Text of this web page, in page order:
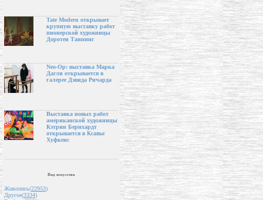
Tate Modern открывает
крупную выставку работ
пионерской художницы
Доротеи Таннинг
Neo-Op: выставка Марка
Дагли открывается в
галерее Дэвида Ричарда
Выставка новых работ
американской художницы
Кэтрин Бернхардт
открывается в Ксавье
Хуфкенс
Вид искусства
Живопись(22953)
Другое(3334)